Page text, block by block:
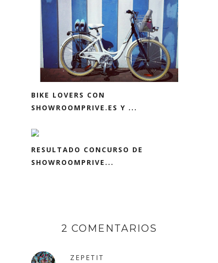
BIKE LOVERS CON
SHOWROOMPRIVE.ES Y ...
RESULTADO CONCURSO DE
SHOWROOMPRIVE...
2 COMENTARIOS
ZEPETIT